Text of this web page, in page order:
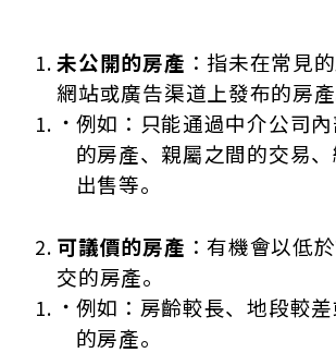
未公開的房產 ：指未在常見
網站或廣告渠道上發布的房產
例如：只能通過中介公司
的房產、親屬之間的交易
出售等。
可議價的房產 ：有機會以低
交的房產。
例如：房齡較長、地段較
的房產。